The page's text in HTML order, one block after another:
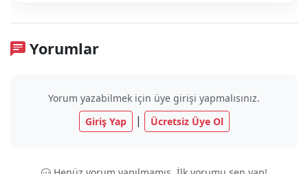
Yorumlar
Yorum yazabilmek için üye girişi yapmalısınız.
Giriş Yap
| Ücretsiz Üye Ol